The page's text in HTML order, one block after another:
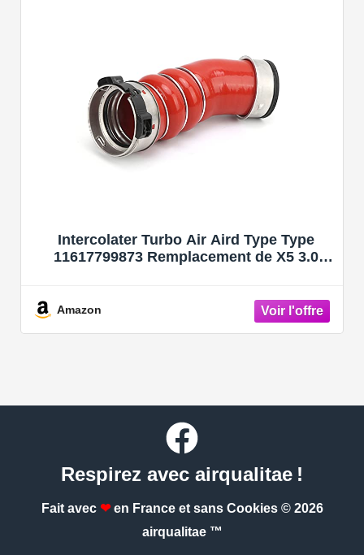
Intercolater Turbo Air Aird Type Type
11617799873 Remplacement de X5 3.0
Amazon
Respirez avec airqualitae !
Fait avec ❤en France et sans Cookies © 2026
airqualitae ™